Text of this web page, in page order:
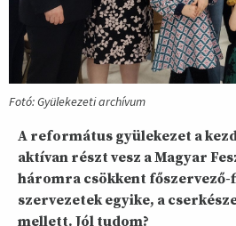
Fotó: Gyülekezeti archívum
A református gyülekezet a
aktívan részt vesz a Magyar
háromra csökkent
szervezetek egyike, a
mellett. Jól tudom?